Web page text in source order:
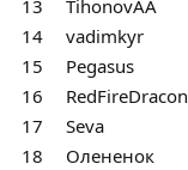
13
TihonovAA
14
vadimkyr
15
Pegasus
16
RedFireDracon
17
Seva
18
Олененок